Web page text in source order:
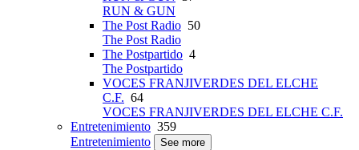
RUN & GUN
The Post Radio 50
The Post Radio
The Postpartido 4
The Postpartido
VOCES FRANJIVERDES DEL ELCHE
C.F. 64
VOCES FRANJIVERDES DEL ELCHE C.F.
Entretenimiento 359
Entretenimiento
See more